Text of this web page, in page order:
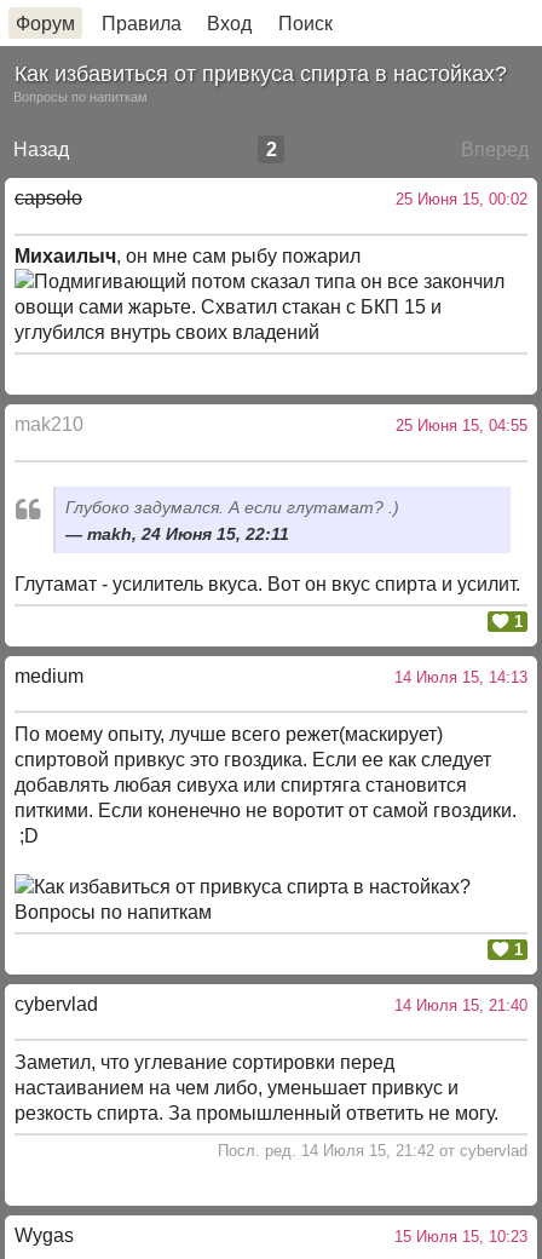
Форум Правила Вход Поиск
Как избавиться от привкуса спирта в настойках?
Вопросы по напиткам
Назад Вперед
2
capsolo 25 Июня 15, 00:02
Михаилыч, он мне сам рыбу пожарил
потом сказал типа он все закончил
овощи сами жарьте. Схватил стакан с БКП 15 и
углубился внутрь своих владений
mak210 25 Июня 15, 04:55
Глубоко задумался. А если глутамат? .)
makh, 24 Июня 15, 22:11
Глутамат - усилитель вкуса. Вот он вкус спирта и усилит.
1
medium 14 Июля 15, 14:13
По моему опыту, лучше всего режет(маскирует)
спиртовой привкус это гвоздика. Если ее как следует
добавлять любая сивуха или спиртяга становится
питкими. Если коненечно не воротит от самой гвоздики.
;D
1
cybervlad 14 Июля 15, 21:40
Заметил, что углевание сортировки перед
настаиванием на чем либо, уменьшает привкус и
резкость спирта. За промышленный ответить не могу.
Посл. ред. 14 Июля 15, 21:42 от cybervlad
Wygas 15 Июля 15, 10:23